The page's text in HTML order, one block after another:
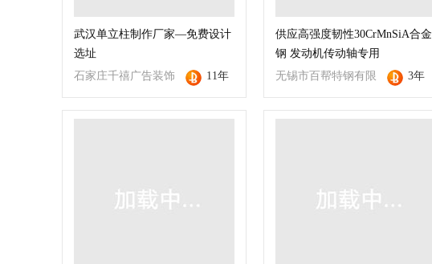
武汉单立柱制作厂家—免费设计
选址
石家庄千禧广告装饰
有限公司
11年
供应高强度韧性30CrMnSiA合金
钢 发动机传动轴专用
无锡市百帮特钢有限
公司
3年